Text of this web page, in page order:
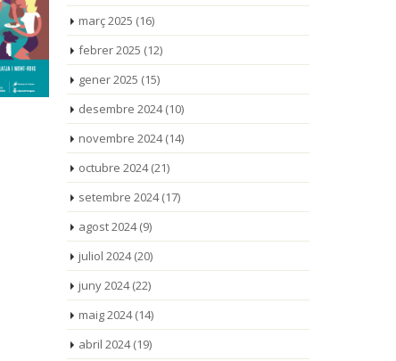
març 2025 (16)
febrer 2025 (12)
gener 2025 (15)
desembre 2024(10)
novembre 2024(14)
octubre 2024(21)
setembre 2024(17)
agost 2024(9)
juliol 2024(20)
juny 2024(22)
maig 2024(14)
abril 2024(19)